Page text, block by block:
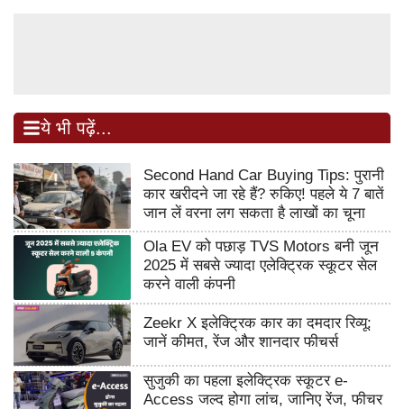
ये भी पढ़ें...
Second Hand Car Buying Tips: पुरानी
कार खरीदने जा रहे हैं? रुकिए! पहले ये 7 बातें
जान लें वरना लग सकता है लाखों का चूना
Ola EV को पछाड़ TVS Motors बनी जून
2025 में सबसे ज्यादा एलेक्ट्रिक स्कूटर सेल
करने वाली कंपनी
Zeekr X इलेक्ट्रिक कार का दमदार रिव्यू:
जानें कीमत, रेंज और शानदार फीचर्स
सुजुकी का पहला इलेक्ट्रिक स्कूटर e-
Access जल्द होगा लांच, जानिए रेंज, फीचर